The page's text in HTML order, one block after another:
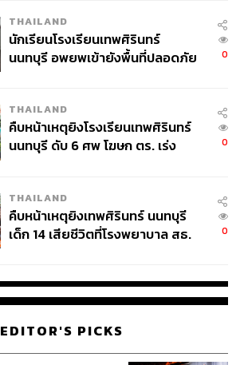
THAILAND
นักเรียนโรงเรียนเทพศิรินทร์
นนทบุรี อพยพเข้ายังพื้นที่ปลอดภัย
0
THAILAND
คืบหน้าเหตุยิงโรงเรียนเทพศิรินทร์
นนทบุรี ดับ 6 ศพ โฆษก ตร. เร่ง
0
THAILAND
คืบหน้าเหตุยิงเทพศิรินทร์ นนทบุรี
เด็ก 14 เสียชีวิตที่โรงพยาบาล สธ.
0
EDITOR'S PICKS